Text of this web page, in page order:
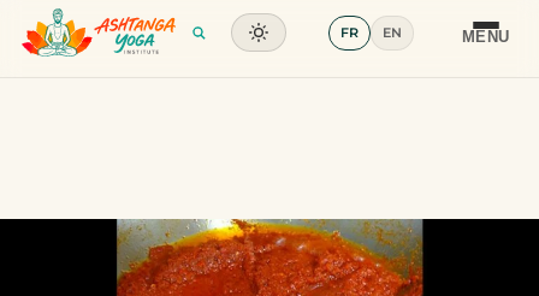
MENU
Formation
Contact
FR EN